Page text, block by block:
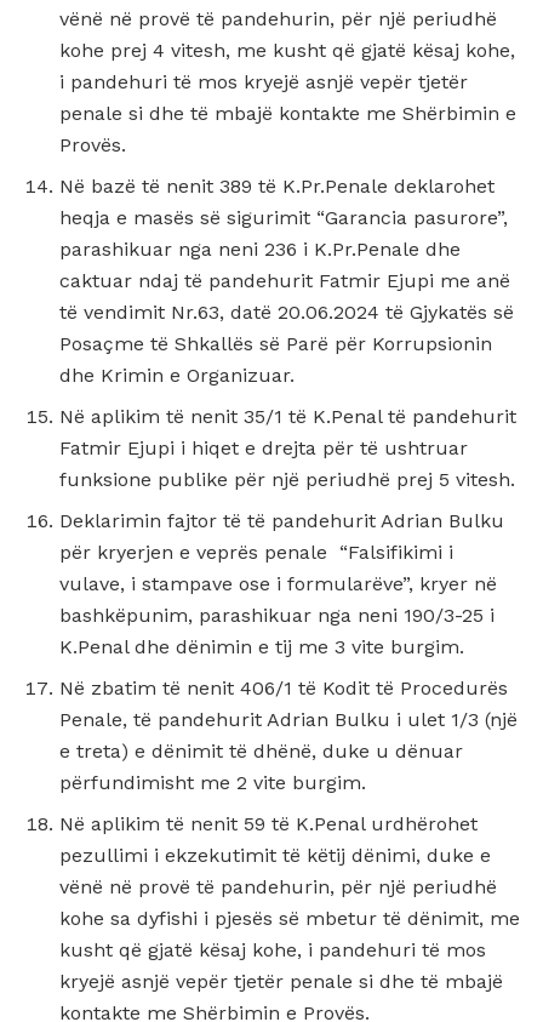
vënë në provë të pandehurin, për një periudhë
kohe prej 4 vitesh, me kusht që gjatë kësaj kohe,
i pandehuri të mos kryejë asnjë vepër tjetër
penale si dhe të mbajë kontakte me Shërbimin e
Provës.
Në bazë të nenit 389 të K.Pr.Penale deklarohet
heqja e masës së sigurimit “Garancia pasurore”,
parashikuar nga neni 236 i K.Pr.Penale dhe
caktuar ndaj të pandehurit Fatmir Ejupi me anë
të vendimit Nr.63, datë 20.06.2024 të Gjykatës së
Posaçme të Shkallës së Parë për Korrupsionin
dhe Krimin e Organizuar.
Në aplikim të nenit 35/1 të K.Penal të pandehurit
Fatmir Ejupi i hiqet e drejta për të ushtruar
funksione publike për një periudhë prej 5 vitesh.
Deklarimin fajtor të të pandehurit Adrian Bulku
për kryerjen e veprës penale “Falsifikimi i
vulave, i stampave ose i formularëve”, kryer në
bashkëpunim, parashikuar nga neni 190/3-25 i
K.Penal dhe dënimin e tij me 3 vite burgim.
Në zbatim të nenit 406/1 të Kodit të Procedurës
Penale, të pandehurit Adrian Bulku i ulet 1/3 (një
e treta) e dënimit të dhënë, duke u dënuar
përfundimisht me 2 vite burgim.
Në aplikim të nenit 59 të K.Penal urdhërohet
pezullimi i ekzekutimit të këtij dënimi, duke e
vënë në provë të pandehurin, për një periudhë
kohe sa dyfishi i pjesës së mbetur të dënimit, me
kusht që gjatë kësaj kohe, i pandehuri të mos
kryejë asnjë vepër tjetër penale si dhe të mbajë
kontakte me Shërbimin e Provës.